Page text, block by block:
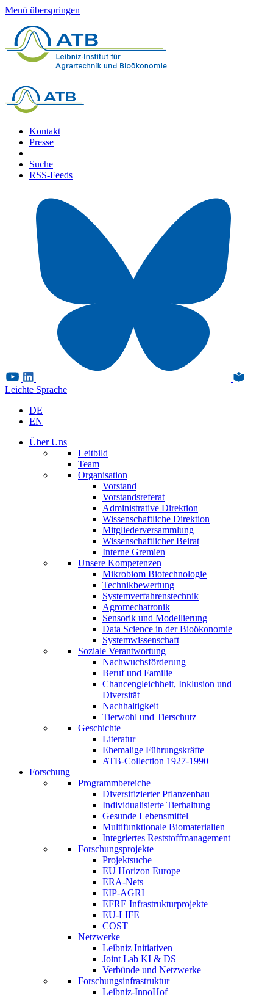
Menü überspringen
Kontakt
Presse
Suche
RSS-Feeds
Leichte Sprache
DE
EN
Über Uns
Leitbild
Team
Organisation
Vorstand
Vorstandsreferat
Administrative Direktion
Wissenschaftliche Direktion
Mitgliederversammlung
Wissenschaftlicher Beirat
Interne Gremien
Unsere Kompetenzen
Mikrobiom Biotechnologie
Technikbewertung
Systemverfahrenstechnik
Agromechatronik
Sensorik und Modellierung
Data Science in der Bioökonomie
Systemwissenschaft
Soziale Verantwortung
Nachwuchsförderung
Beruf und Familie
Chancengleichheit, Inklusion und
Diversität
Nachhaltigkeit
Tierwohl und Tierschutz
Geschichte
Literatur
Ehemalige Führungskräfte
ATB-Collection 1927-1990
Forschung
Programmbereiche
Diversifizierter Pflanzenbau
Individualisierte Tierhaltung
Gesunde Lebensmittel
Multifunktionale Biomaterialien
Integriertes Reststoffmanagement
Forschungsprojekte
Projektsuche
EU Horizon Europe
ERA-Nets
EIP-AGRI
EFRE Infrastrukturprojekte
EU-LIFE
COST
Netzwerke
Leibniz Initiativen
Joint Lab KI & DS
Verbünde und Netzwerke
Forschungsinfrastruktur
Leibniz-InnoHof